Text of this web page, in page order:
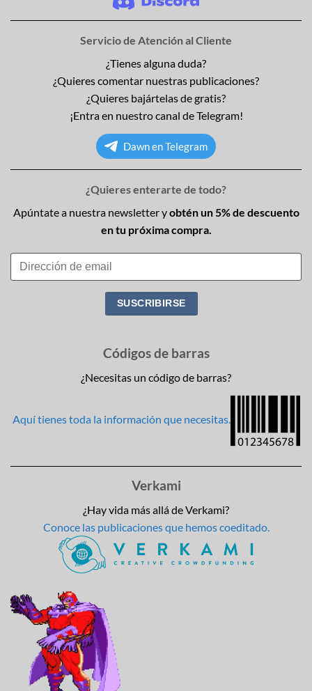
Servicio de Atención al Cliente
¿Tienes alguna duda?
¿Quieres comentar nuestras publicaciones?
¿Quieres bajártelas de gratis?
¡Entra en nuestro canal de Telegram!
Dawn en Telegram
¿Quieres enterarte de todo?
Apúntate a nuestra newsletter yobtén un 5% de descuento
en tu próxima compra.
Códigos de barras
¿Necesitas un código de barras?
Aquí tienes toda la información que necesitas.
Verkami
¿Hay vida más allá de Verkami?
Conoce las publicaciones que hemos coeditado.